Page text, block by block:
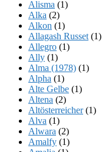
Alisma (1)
Alka (2)
Alkon (1)
Allagash Russet (1)
Allegro (1)
Ally (1)
Alma (1978) (1)
Alpha (1)
Alte Gelbe (1)
Altena (2)
Altösterreicher(1)
Alva (1)
Alwara (2)
Amalfy (1)